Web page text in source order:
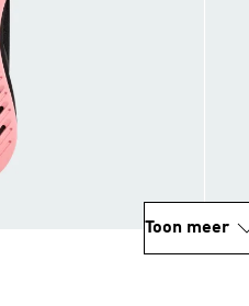
Toon meer